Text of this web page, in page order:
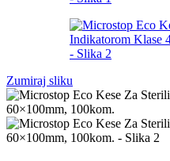
Zumiraj sliku